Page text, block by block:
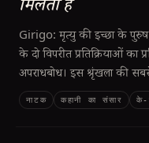
मिलता है
Girigo: मृत्यु की इच्छा के पुरुष
के दो विपरीत प्रतिक्रियाओं का
अपराधबोध। इस श्रृंखला की सबसे
नाटक कहानी का संसार